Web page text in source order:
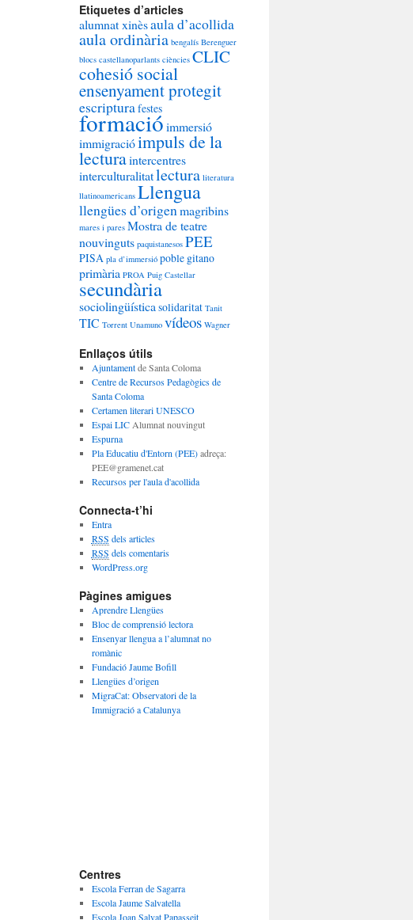
x
i
u
’
a
r
t
i
l
e
s
Etiquetes d’articles
alumnat xinèsaula d’acollida
aula ordinària bengalís Berenguer
blocs castellanoparlants ciències CLIC
cohesió social
ensenyament protegit
escripturafestes
formacióimmersió
immigracióimpuls de la
lecturaintercentres
interculturalitatlectura literatura
llatinoamericans Llengua
llengües d’origenmagribins
mares i pares Mostra de teatre
nouvinguts paquistanesos PEE
PISA pla d’immersió poble gitano
primària PROA Puig Castellar
secundària
sociolingüística solidaritat Tanit
TIC Torrent Unamuno vídeos Wagner
Enllaços útils
Ajuntamentde Santa Coloma
Centre de Recursos Pedagògics de
Santa Coloma
Certamen literari UNESCO
Espai LICAlumnat nouvingut
Espurna
Pla Educatiu d'Entorn (PEE)adreça:
PEE@gramenet.cat
Recursos per l'aula d'acollida
Connecta-t’hi
Entra
RSS dels articles
RSS dels comentaris
WordPress.org
Pàgines amigues
Aprendre Llengües
Bloc de comprensió lectora
Ensenyar llengua a l’alumnat no
romànic
Fundació Jaume Bofill
Llengües d’origen
MigraCat: Observatori de la
Immigració a Catalunya
Centres
Escola Ferran de Sagarra
Escola Jaume Salvatella
Escola Joan Salvat Papasseit